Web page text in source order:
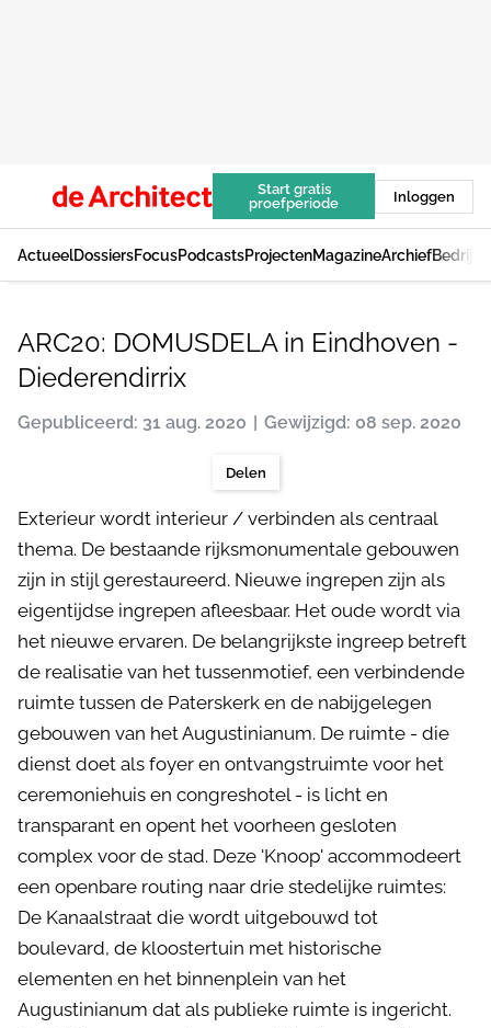
Start gratis
proefperiode
Inloggen
ActueelDossiersFocusPodcastsProjectenMagazineArchief
ARC20: DOMUSDELA in Eindhoven -
Diederendirrix
Gepubliceerd: 31 aug. 2020 Gewijzigd: 08 sep. 2020
Delen
Exterieur wordt interieur / verbinden als centraal
thema. De bestaande rijksmonumentale gebouwen
zijn in stijl gerestaureerd. Nieuwe ingrepen zijn als
eigentijdse ingrepen afleesbaar. Het oude wordt via
het nieuwe ervaren. De belangrijkste ingreep betreft
de realisatie van het tussenmotief, een verbindende
ruimte tussen de Paterskerk en de nabijgelegen
gebouwen van het Augustinianum. De ruimte - die
dienst doet als foyer en ontvangstruimte voor het
ceremoniehuis en congreshotel - is licht en
transparant en opent het voorheen gesloten
complex voor de stad. Deze 'Knoop' accommodeert
een openbare routing naar drie stedelijke ruimtes:
De Kanaalstraat die wordt uitgebouwd tot
boulevard, de kloostertuin met historische
elementen en het binnenplein van het
Augustinianum dat als publieke ruimte is ingericht.